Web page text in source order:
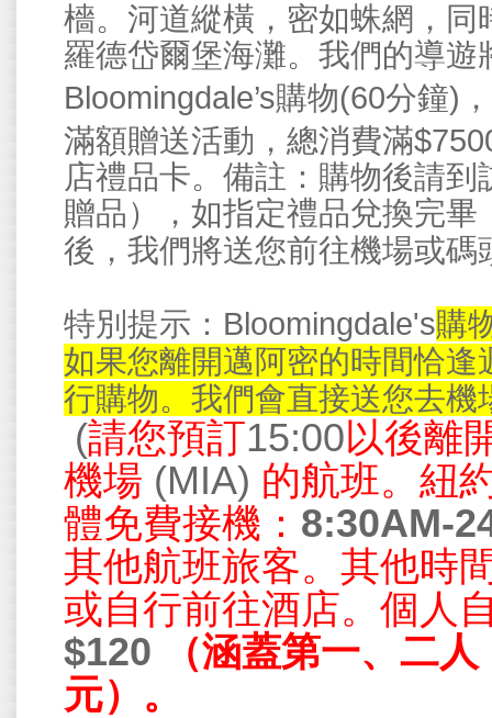
檣。河道縱橫，密如蛛網，
羅德岱爾堡海灘。我們的導
Bloomingdale’s購物(60分鐘)
滿額贈送活動，總消費滿
店禮品卡。備註：購物後請
贈品），如指定禮品兌換完
後，我們將送您前往機場或碼
特別提示： Bloomingdale's購
如果您離開邁阿密的時間恰逢
行購物。我們會直接送您去機
(請您預訂15:00以後離
機場 (MIA) 的航班。紐
體免費接機： 8:30AM-
其他航班旅客。其他時
或自行前往酒店。個人
$120
（涵蓋第一、二
元）。